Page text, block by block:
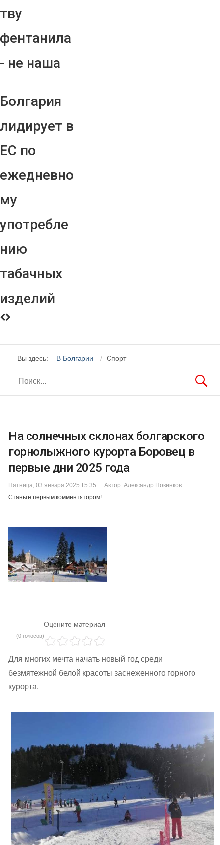
тву
фентанила
- не наша
Болгария
лидирует в
ЕС по
ежедневно
му
употребле
нию
табачных
изделий
Вы здесь: В Болгарии Спорт
На солнечных склонах болгарского
горнолыжного курорта Боровец в
первые дни 2025 года
Пятница, 03 января 2025 15:35
Автор Александр Новинков
Станьте первым комментатором!
Оцените материал
(0 голосов)
Для многих мечта начать новый год среди
безмятежной белой красоты заснеженного горного
курорта.